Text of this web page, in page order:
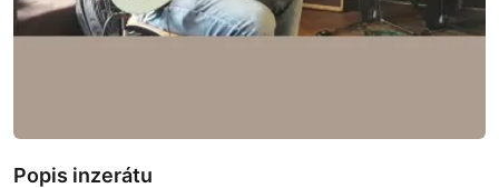
Popis inzerátu